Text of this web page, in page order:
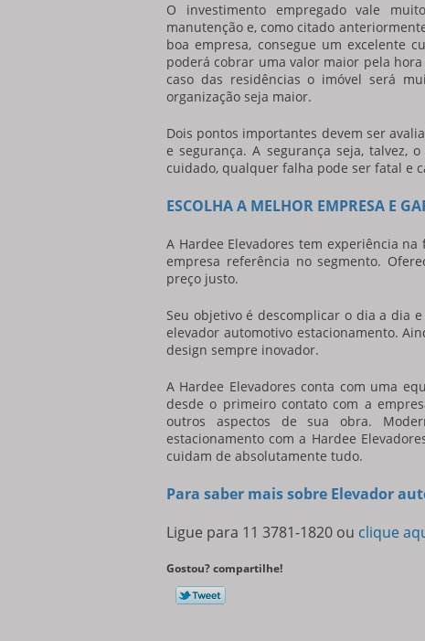
O investimento empregado vale
manutenção e, como citado
boa empresa, consegue um excelente
poderá cobrar uma valor maior pela
caso das residências o imóvel será
organização seja maior.
Dois pontos importantes devem ser
e segurança. A segurança seja,
cuidado, qualquer falha pode ser fatal e
ESCOLHA A MELHOR EMPRESA E
A Hardee Elevadores tem experiência na
empresa referência no segmento.
preço justo.
Seu objetivo é descomplicar o dia a dia
elevador automotivo estacionamento.
design sempre inovador.
A Hardee Elevadores conta com uma
desde o primeiro contato com a
outros aspectos de sua obra.
estacionamento com a Hardee
cuidam de absolutamente tudo.
Para saber mais sobre Elevador
Ligue para 11 3781-1820 ou clique
Gostou? compartilhe!